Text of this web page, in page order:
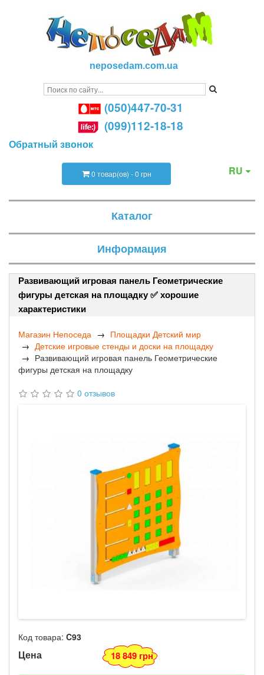
neposedam.com.ua
(050)447-70-31
(099)112-18-18
Обратный звонок
RU
0 товар(ов) - 0 грн
Каталог
Информация
Развивающий игровая панель Геометрические
фигуры детская на площадку ✅ хорошие
характеристики
Магазин Непоседа
Площадки Детский мир
Детские игровые стенды и доски на площадку
Развивающий игровая панель Геометрические
фигуры детская на площадку
0 отзывов
Код товара: C93
Цена 18 849 грн